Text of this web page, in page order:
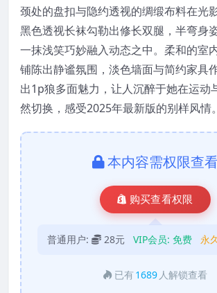
颈处的盘扣与隐约透视的绸缎布料在光
黑色透视长袜勾勒出修长双腿，半弯身
一抹浅笑巧妙融入动态之中。柔和的室
铺陈出静谧氛围，淡色墙面与简约家具
出1p狼多面魅力，让人沉醉于她在运动
然切换，感受2025年最新版的别样风情。
本内容需权限查
购买查看权限
普通用户: 28元 VIP会员: 免费 永
已有 1689 人解锁查看